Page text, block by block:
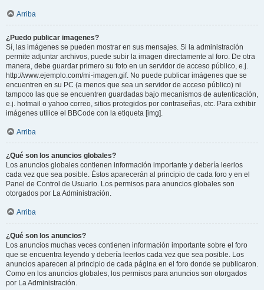
Arriba
¿Puedo publicar imagenes?
Sí, las imágenes se pueden mostrar en sus mensajes. Si la administración
permite adjuntar archivos, puede subir la imagen directamente al foro. De otra
manera, debe guardar primero su foto en un servidor de acceso público, e.j.
http://www.ejemplo.com/mi-imagen.gif. No puede publicar imágenes que se
encuentren en su PC (a menos que sea un servidor de acceso público) ni
tampoco las que se encuentren guardadas bajo mecanismos de autenticación,
e.j. hotmail o yahoo correo, sitios protegidos por contraseñas, etc. Para exhibir
imágenes utilice el BBCode con la etiqueta [img].
Arriba
¿Qué son los anuncios globales?
Los anuncios globales contienen información importante y debería leerlos
cada vez que sea posible. Éstos aparecerán al principio de cada foro y en el
Panel de Control de Usuario. Los permisos para anuncios globales son
otorgados por La Administración.
Arriba
¿Qué son los anuncios?
Los anuncios muchas veces contienen información importante sobre el foro
que se encuentra leyendo y debería leerlos cada vez que sea posible. Los
anuncios aparecen al principio de cada página en el foro donde se publicaron.
Como en los anuncios globales, los permisos para anuncios son otorgados
por La Administración.